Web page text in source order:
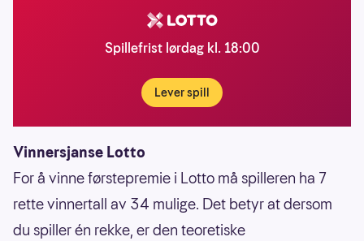
Spillefrist lørdag kl. 18:00
Lever spill
Vinnersjanse Lotto
For å vinne førstepremie i Lotto må spilleren ha 7
rette vinnertall av 34 mulige. Det betyr at dersom
du spiller én rekke, er den teoretiske